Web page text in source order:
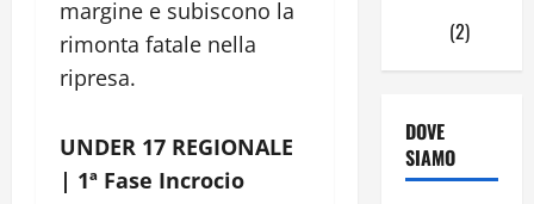
margine e subiscono la
rimonta fatale nella
ripresa.
UNDER 17 REGIONALE
| 1ª Fase Incrocio
(2)
DOVE
SIAMO